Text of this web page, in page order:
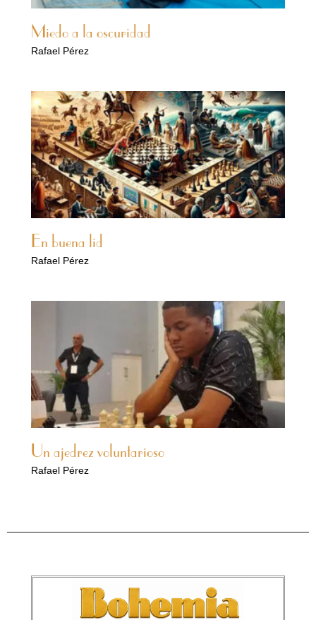
Miedo a la oscuridad
Rafael Pérez
En buena lid
Rafael Pérez
Un ajedrez voluntarioso
Rafael Pérez